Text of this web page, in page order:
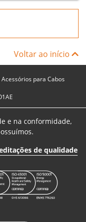
3 50mm²
Voltar ao início
para Cabos
e na conformidade,
de qualidade